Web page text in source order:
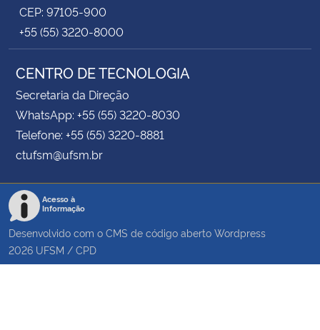
CEP: 97105-900
+55 (55) 3220-8000
CENTRO DE TECNOLOGIA
Secretaria da Direção
WhatsApp: +55 (55) 3220-8030
Telefone: +55 (55) 3220-8881
ctufsm@ufsm.br
Acesso à
Informação
Desenvolvido com o CMS de código aberto Wordpress
2026 UFSM / CPD